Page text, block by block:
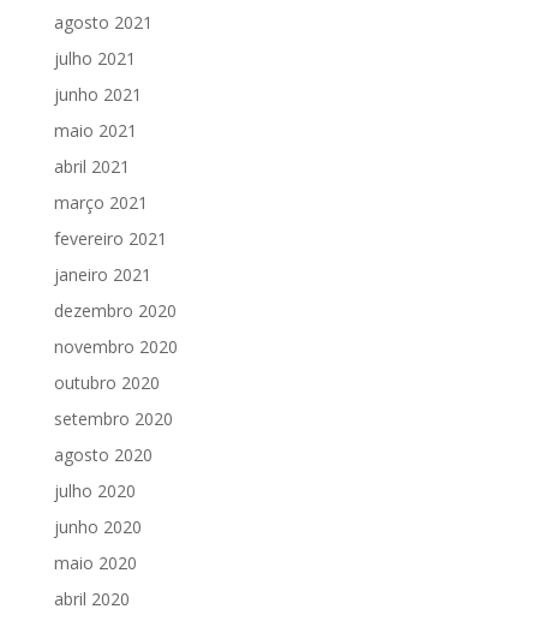
agosto 2021
julho 2021
junho 2021
maio 2021
abril 2021
março 2021
fevereiro 2021
janeiro 2021
dezembro 2020
novembro 2020
outubro 2020
setembro 2020
agosto 2020
julho 2020
junho 2020
maio 2020
abril 2020